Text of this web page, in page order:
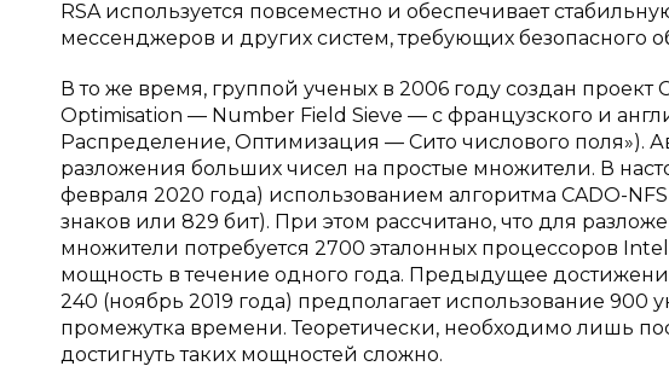
RSA используется повсеместно и обеспечивает
мессенджеров и других систем, требующих безопасного
В то же время, группой ученых в 2006 году создан проект
Optimisation — Number Field Sieve — с французского и
Распределение, Оптимизация — Сито числового поля»).
разложения больших чисел на простые множители. В
февраля 2020 года) использованием алгоритма CADO-
знаков или 829 бит). При этом рассчитано, что для
множители потребуется 2700 эталонных процессоров
мощность в течение одного года. Предыдущее
240 (ноябрь 2019 года) предполагает использование 900
промежутка времени. Теоретически, необходимо лишь
достигнуть таких мощностей сложно.